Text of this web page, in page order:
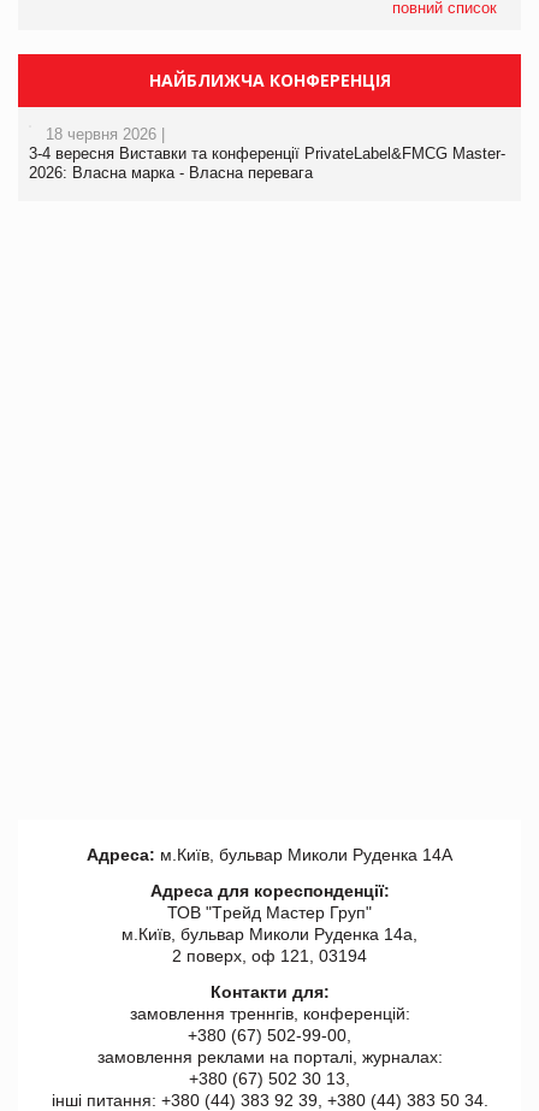
повний список
НАЙБЛИЖЧА КОНФЕРЕНЦІЯ
18 червня 2026 |
3-4 вересня Виставки та конференції PrivateLabel&FMCG Master-
2026: Власна марка - Власна перевага
Адреса: м.Київ, бульвар Миколи Руденка 14А
Адреса для кореспонденції:
ТОВ "Tрейд Мастер Груп"
м.Київ, бульвар Миколи Руденка 14а,
2 поверх, оф 121, 03194
Контакти для:
замовлення треннгів, конференцій:
+380 (67) 502-99-00,
замовлення реклами на порталі, журналах:
+380 (67) 502 30 13,
інші питання: +380 (44) 383 92 39, +380 (44) 383 50 34.